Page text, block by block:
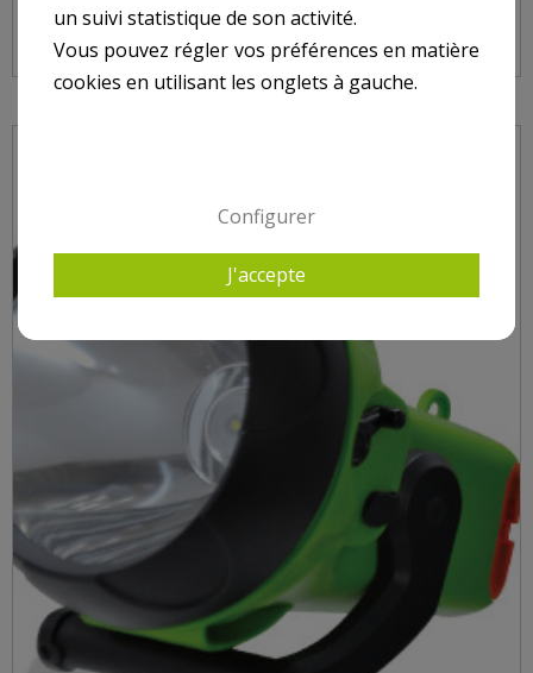
un suivi statistique de son activité.
Vous pouvez régler vos préférences en matière
cookies en utilisant les onglets à gauche.
Configurer
J'accepte